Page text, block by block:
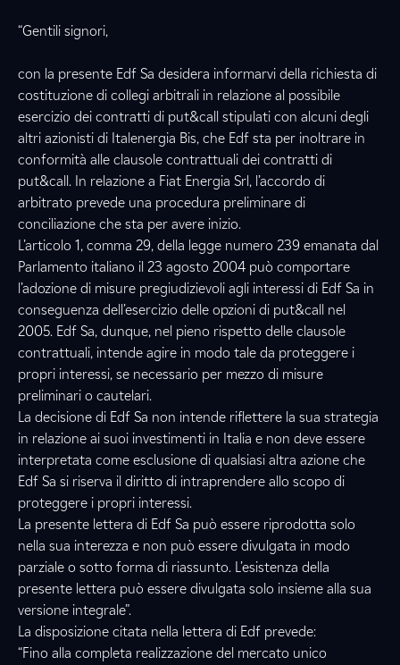
“Gentili signori,
con la presente Edf Sa desidera informarvi della richiesta di
costituzione di collegi arbitrali in relazione al possibile
esercizio dei contratti di put&call stipulati con alcuni degli
altri azionisti di Italenergia Bis, che Edf sta per inoltrare in
conformità alle clausole contrattuali dei contratti di
put&call. In relazione a Fiat Energia Srl, l’accordo di
arbitrato prevede una procedura preliminare di
conciliazione che sta per avere inizio.
L’articolo 1, comma 29, della legge numero 239 emanata dal
Parlamento italiano il 23 agosto 2004 può comportare
l’adozione di misure pregiudizievoli agli interessi di Edf Sa in
conseguenza dell’esercizio delle opzioni di put&call nel
2005. Edf Sa, dunque, nel pieno rispetto delle clausole
contrattuali, intende agire in modo tale da proteggere i
propri interessi, se necessario per mezzo di misure
preliminari o cautelari.
La decisione di Edf Sa non intende riflettere la sua strategia
in relazione ai suoi investimenti in Italia e non deve essere
interpretata come esclusione di qualsiasi altra azione che
Edf Sa si riserva il diritto di intraprendere allo scopo di
proteggere i propri interessi.
La presente lettera di Edf Sa può essere riprodotta solo
nella sua interezza e non può essere divulgata in modo
parziale o sotto forma di riassunto. L’esistenza della
presente lettera può essere divulgata solo insieme alla sua
versione integrale”.
La disposizione citata nella lettera di Edf prevede:
“Fino alla completa realizzazione del mercato unico